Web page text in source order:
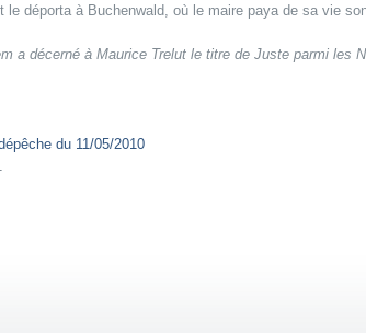
déporta à Buchenwald, où le maire paya de sa vie
a décerné à Maurice Trelut le titre de Juste parmi les
du 11/05/2010